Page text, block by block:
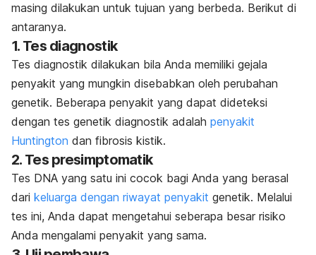
masing dilakukan untuk tujuan yang berbeda. Berikut di
antaranya.
1. Tes diagnostik
Tes diagnostik dilakukan bila Anda memiliki gejala
penyakit yang mungkin disebabkan oleh perubahan
genetik. Beberapa penyakit yang dapat dideteksi
dengan tes genetik diagnostik adalah penyakit
Huntington dan fibrosis kistik.
2. Tes presimptomatik
Tes DNA yang satu ini cocok bagi Anda yang berasal
dari keluarga dengan riwayat penyakit genetik. Melalui
tes ini, Anda dapat mengetahui seberapa besar risiko
Anda mengalami penyakit yang sama.